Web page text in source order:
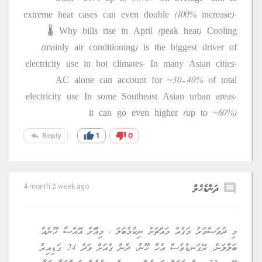
extreme heat cases can even double (100% increase).
🌡️ Why bills rise in April (peak heat) Cooling
(mainly air conditioning) is the biggest driver of
electricity use in hot climates. In many Asian cities,
AC alone can account for ~30–40% of total
electricity use In some Southeast Asian urban areas,
it can go even higher (up to ~60%)
reply Reply thumb_up 1 thumb_down 0
comment ދަންޑެހެލް 4 month 2 week ago
މި ދުވަސްވަރު މަގެއް މައްޗަށް ނިކުމެބަލަ ، މިއޮަށް އޮއްސާ ހޫނެއް
ބަލާލަން. ރޭގަނޑުވެސް އެހާ ހޫނު. ދެން ގެއަށް ވަދެ 24 ގަޑިއިރު